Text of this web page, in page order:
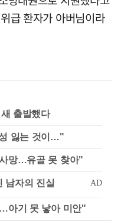
급 환자가 아버님이라
출발했다
잃는 것이…"
망…유골 못 찾아"
아기 못 낳아 미안"